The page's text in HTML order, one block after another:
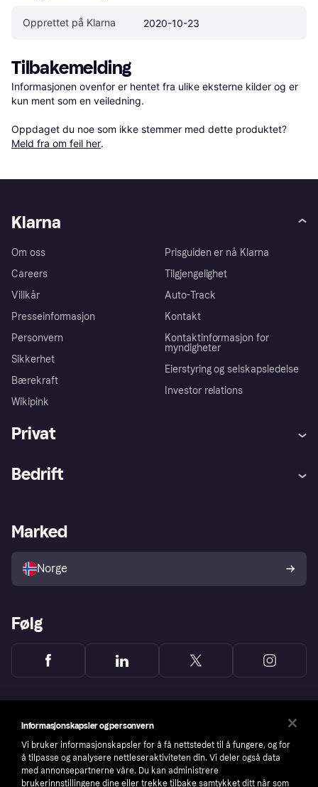
Opprettet på Klarna 2020-10-23
Tilbakemelding
Informasjonen ovenfor er hentet fra ulike eksterne kilder og er
kun ment som en veiledning.
Oppdaget du noe som ikke stemmer med dette produktet?
Meld fra om feil her.
Klarna
Om oss
Careers
Villkår
Presseinformasjon
Personvern
Sikkerhet
Bærekraft
Wikipink
Prisguiden er nå Klarna
Tilgjengelighet
Auto-Track
Kontakt
Kontaktinformasjon for
myndigheter
Eierstyring og selskapsledelse
Investor relations
Privat
Utforsk butikker
Bedrift
Merchant portal
Marked
Norge
Følg
Informasjonskapsler og personvern
Vi bruker informasjonskapsler for å få nettstedet til å fungere, og for
å tilpasse og analysere nettleseraktiviteten din. Vi deler også data
med annonsepartnerne våre. Du kan administrere
brukerinnstillingene dine eller trekke tilbake samtykket ditt når som